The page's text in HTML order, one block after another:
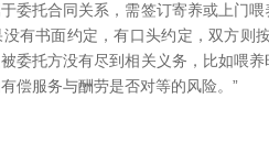
委托合同关系，需签订寄养或上门
有书面约定，有口头约定，双方则
委托方没有尽到相关义务，比如喂
偿服务与酬劳是否对等的风险。”